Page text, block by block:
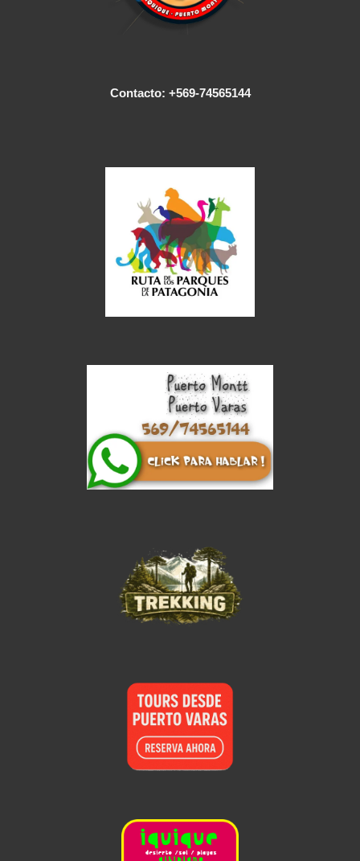
Contacto: +569-74565144